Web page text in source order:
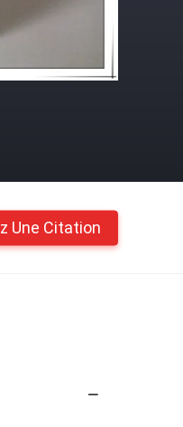
Une Citation